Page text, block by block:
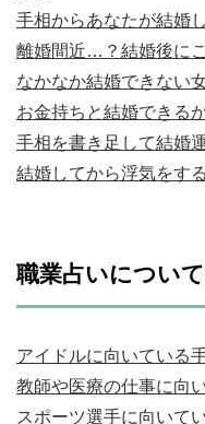
手相からあなたが結婚
離婚間近…？結婚後に
なかなか結婚できない
お金持ちと結婚できる
手相を書き足して結婚
結婚してから浮気をす
職業占いについ
アイドルに向いている
教師や医療の仕事に向
スポーツ選手に向いて